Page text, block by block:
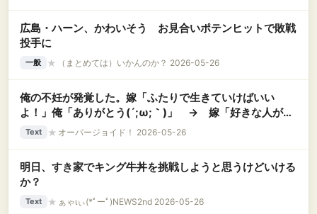
広島・ハーン、かわいそう お見合いポテンヒットで敗戦
投手に
一般 ★ （まとめては）いかんのか？ 2026-05-26
俺の不妊が発覚した。嫁「ふたりで生きていけばいい
よ！」俺「ありがとう(´;ω;｀)」 → 嫁「好きな人がい
るの。やっぱり子供はほしい。離婚してください」俺
Text ★ オーバージョイド！ 2026-05-26
明日、すき家でキング牛丼を挑戦しようと思うけどいける
か？
Text ★ ぁゃιぃ(*ﾟーﾟ)NEWS2nd 2026-05-26